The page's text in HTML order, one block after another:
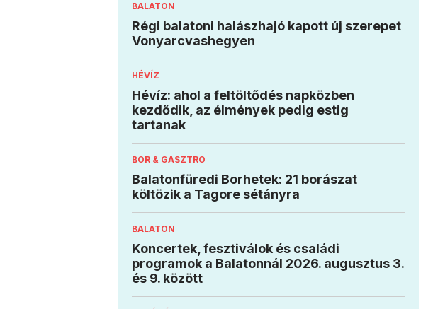
BALATON
Régi balatoni halászhajó kapott új szerepet
Vonyarcvashegyen
HÉVÍZ
Hévíz: ahol a feltöltődés napközben
kezdődik, az élmények pedig estig
tartanak
BOR & GASZTRO
Balatonfüredi Borhetek: 21 borászat
költözik a Tagore sétányra
BALATON
Koncertek, fesztiválok és családi
programok a Balatonnál 2026. augusztus 3.
és 9. között